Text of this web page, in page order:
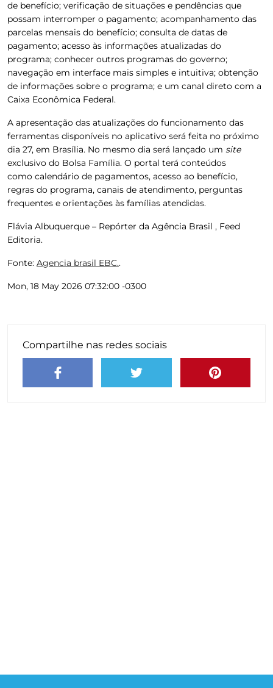
de benefício; verificação de situações e pendências que
possam interromper o pagamento; acompanhamento das
parcelas mensais do benefício; consulta de datas de
pagamento; acesso às informações atualizadas do
programa; conhecer outros programas do governo;
navegação em interface mais simples e intuitiva; obtenção
de informações sobre o programa; e um canal direto com a
Caixa Econômica Federal.
A apresentação das atualizações do funcionamento das
ferramentas disponíveis no aplicativo será feita no próximo
dia 27, em Brasília. No mesmo dia será lançado um site
exclusivo do Bolsa Família. O portal terá conteúdos
como calendário de pagamentos, acesso ao benefício,
regras do programa, canais de atendimento, perguntas
frequentes e orientações às famílias atendidas.
Flávia Albuquerque – Repórter da Agência Brasil , Feed
Editoria.
Fonte: Agencia brasil EBC..
Mon, 18 May 2026 07:32:00 -0300
Compartilhe nas redes sociais